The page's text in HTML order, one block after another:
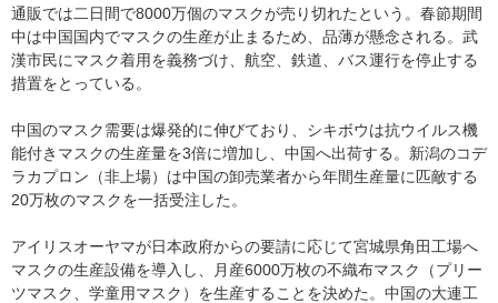
通販では二日間で8000万個のマスクが売り切れたという。春節期間
中は中国国内でマスクの生産が止まるため、品薄が懸念される。武
漢市民にマスク着用を義務づけ、航空、鉄道、バス運行を停止する
措置をとっている。
中国のマスク需要は爆発的に伸びており、シキボウは抗ウイルス機
能付きマスクの生産量を3倍に増加し、中国へ出荷する。新潟のコデ
ラカプロン（非上場）は中国の卸売業者から年間生産量に匹敵する
20万枚のマスクを一括受注した。
アイリスオーヤマが日本政府からの要請に応じて宮城県角田工場へ
マスクの生産設備を導入し、月産6000万枚の不織布マスク（プリー
ツマスク、学童用マスク）を生産することを決めた。中国の大連工